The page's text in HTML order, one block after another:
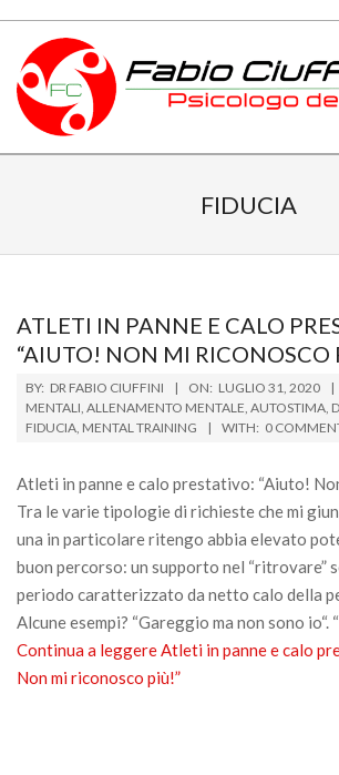
content
PSICOLOGO
FIDUCIA
ATLETI IN PANNE E CALO
“AIUTO! NON MI RICONOSCO
2020-
07-
31
BY: DR FABIO CIUFFINI ON: LUGLIO 31, 2020
MENTALI, ALLENAMENTO MENTALE, AUTOSTIMA,
FIDUCIA, MENTAL TRAINING WITH: 0
Atleti in panne e calo prestativo: “Aiuto!
Tra le varie tipologie di richieste che mi
una in particolare ritengo abbia elevato
buon percorso: un supporto nel “ritrovare”
periodo caratterizzato da netto calo della
Alcune esempi? “Gareggio ma non sono io“.
Continua a leggereAtleti in panne e calo
Non mi riconosco più!”